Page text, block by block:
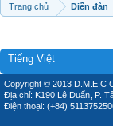
Trang chủ Diễn đàn
Tiếng Việt
Copyright © 2013 D.M.E.C
Địa chỉ: K190 Lê Duẩn, P.
Điện thoại: (+84)